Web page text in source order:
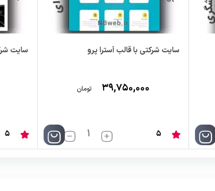
سایت شرکتی با قالب آسترا پرو
۳۹,۷۵۰,۰۰۰ تومان
5
سایت
5